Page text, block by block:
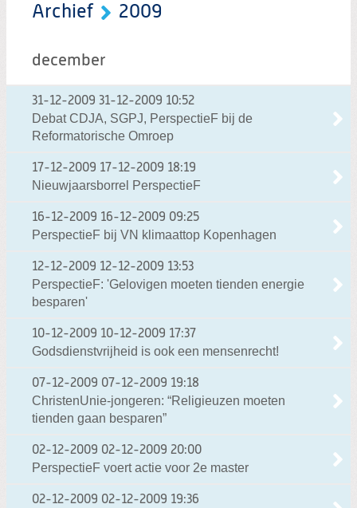
Archief 2009
december
31-12-2009 31-12-2009 10:52
Debat CDJA, SGPJ, PerspectieF bij de
Reformatorische Omroep
17-12-2009 17-12-2009 18:19
Nieuwjaarsborrel PerspectieF
16-12-2009 16-12-2009 09:25
PerspectieF bij VN klimaattop Kopenhagen
12-12-2009 12-12-2009 13:53
PerspectieF: 'Gelovigen moeten tienden energie
besparen'
10-12-2009 10-12-2009 17:37
Godsdienstvrijheid is ook een mensenrecht!
07-12-2009 07-12-2009 19:18
ChristenUnie-jongeren: “Religieuzen moeten
tienden gaan besparen”
02-12-2009 02-12-2009 20:00
PerspectieF voert actie voor 2e master
02-12-2009 02-12-2009 19:36